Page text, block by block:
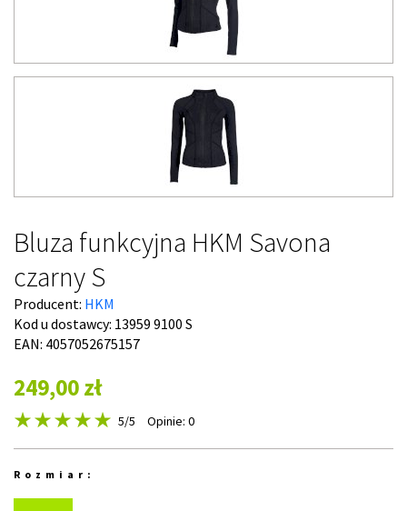
Bluza funkcyjna HKM Savona
czarny S
Producent: HKM
Kod u dostawcy: 13959 9100 S
EAN: 4057052675157
249,00 zł
5/5 Opinie: 0
Rozmiar: